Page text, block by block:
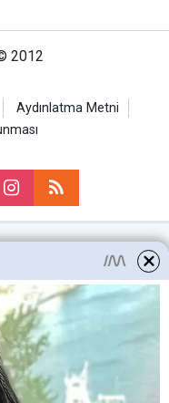
2012
Aydınlatma Metni